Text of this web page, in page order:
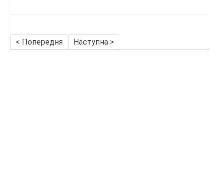
< Попередня Наступна >